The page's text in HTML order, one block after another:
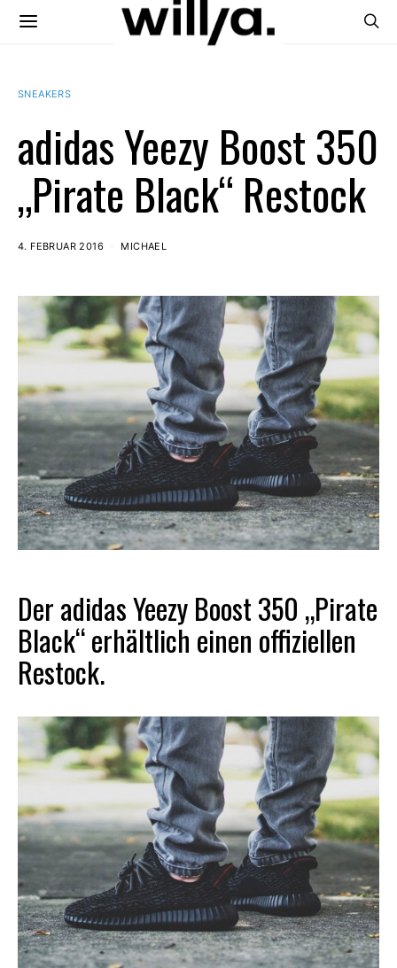
SNEAKERS
adidas Yeezy Boost 350
„Pirate Black“ Restock
4. FEBRUAR 2016 MICHAEL
Der adidas Yeezy Boost 350 „Pirate
Black“ erhältlich einen offiziellen
Restock.